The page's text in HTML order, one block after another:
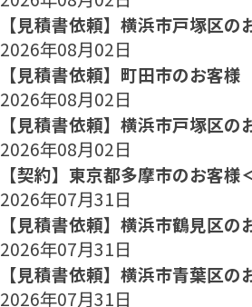
【見積書依頼】横浜市戸塚区の
2026年08月02日
【見積書依頼】町田市のお客様
2026年08月02日
【見積書依頼】横浜市戸塚区の
2026年08月02日
【契約】東京都多摩市のお客様
2026年07月31日
【見積書依頼】横浜市鶴見区の
2026年07月31日
【見積書依頼】横浜市青葉区の
2026年07月31日